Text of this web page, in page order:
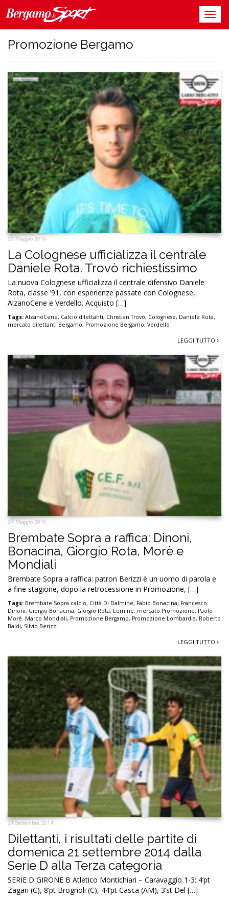
Promozione Bergamo
26 Maggio 2016
La Colognese ufficializza il centrale
Daniele Rota. Trovò richiestissimo
La nuova Colognese ufficializza il centrale difensivo Daniele
Rota, classe ’91, con esperienze passate con Colognese,
AlzanoCene e Verdello. Acquisto […]
Tags: AlzanoCene, Calcio dilettanti, Christian Trovò, Colognese, Daniele Rota,
mercato dilettanti Bergamo, Promozione Bergamo, Verdello
LEGGI TUTTO
24 Maggio 2016
Brembate Sopra a raffica: Dinoni,
Bonacina, Giorgio Rota, Morè e
Mondiali
Brembate Sopra a raffica: patron Berizzi è un uomo di parola e
a fine stagione, dopo la retrocessione in Promozione, […]
Tags: Brembate Sopra calcio, Città Di Dalmine, Fabio Bonacina, Francesco
Dinoni, Giorgio Bonacina, Giorgio Rota, Lemine, mercato Promozione, Paolo
Morè. Marco Mondiali, Promozione Bergamo, Promozione Lombardia, Roberto
Baldi, Silvio Berizzi
LEGGI TUTTO
21 Settembre 2014
Dilettanti, i risultati delle partite di
domenica 21 settembre 2014 dalla
Serie D alla Terza categoria
SERIE D GIRONE B Atletico Montichiari – Caravaggio 1-3: 4’pt
Zagari (C), 8’pt Brognoli (C), 44’pt Casca (AM), 3’st Del […]